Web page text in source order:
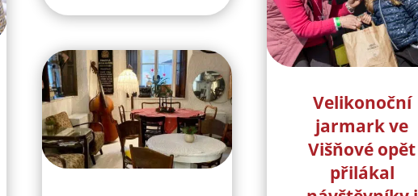
Velikonoční
jarmark ve
Višňové opět
přilákal